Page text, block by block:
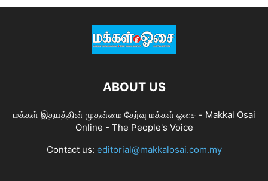
ABOUT US
மக்கள் இதயத்தின் முதன்மை தேர்வு மக்கள் ஓசை - Makkal Osai
Online - The People's Voice
Contact us: editorial@makkalosai.com.my